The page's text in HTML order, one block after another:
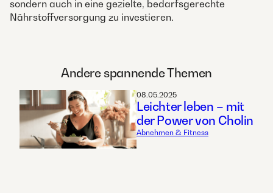
sondern auch in eine gezielte, bedarfsgerechte
Nährstoffversorgung zu investieren.
Andere spannende Themen
08.05.2025
Leichter leben – mit
der Power von Cholin
Abnehmen & Fitness